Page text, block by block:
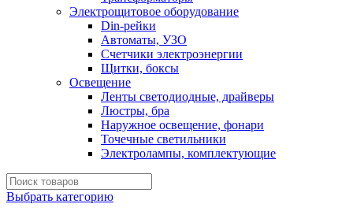
Электрощитовое оборудование
Din-рейки
Автоматы, УЗО
Счетчики электроэнергии
Щитки, боксы
Освещение
Ленты светодиодные, драйверы
Люстры, бра
Наружное освещение, фонари
Точечные светильники
Электролампы, комплектующие
Выбрать категорию